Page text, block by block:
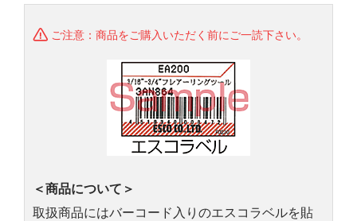
ご注意：商品をご購入いただく前にご一読下さい。
＜商品について＞
取扱商品にはバーコード入りのエスコラベルを貼